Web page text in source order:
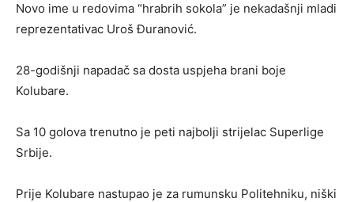
Novo ime u redovima “hrabrih sokola” je nekadašnji mladi
reprezentativac Uroš Đuranović.
28-godišnji napadač sa dosta uspjeha brani boje
Kolubare.
Sa 10 golova trenutno je peti najbolji strijelac Superlige
Srbije.
Prije Kolubare nastupao je za rumunsku Politehniku, niški